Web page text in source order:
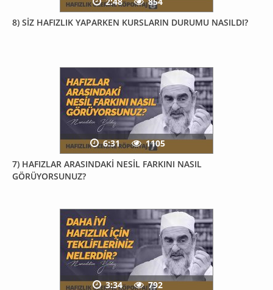
8) SİZ HAFIZLIK YAPARKEN KURSLARIN DURUMU NASILDI?
7) HAFIZLAR ARASINDAKİ NESİL FARKINI NASIL
GÖRÜYORSUNUZ?
6:31 1105
3:34 792